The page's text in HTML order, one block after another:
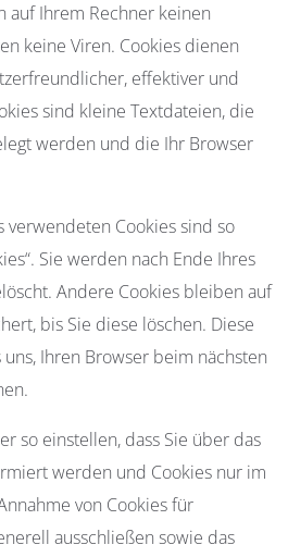
auf Ihrem Rechner keinen
keine Viren. Cookies dienen
effektiver und
sind kleine Textdateien, die
werden und die Ihr Browser
verwendeten Cookies sind so
Sie werden nach Ende Ihres
Andere Cookies bleiben auf
bis Sie diese löschen. Diese
Ihren Browser beim nächsten
so einstellen, dass Sie über das
werden und Cookies nur im
von Cookies für
ausschließen sowie das